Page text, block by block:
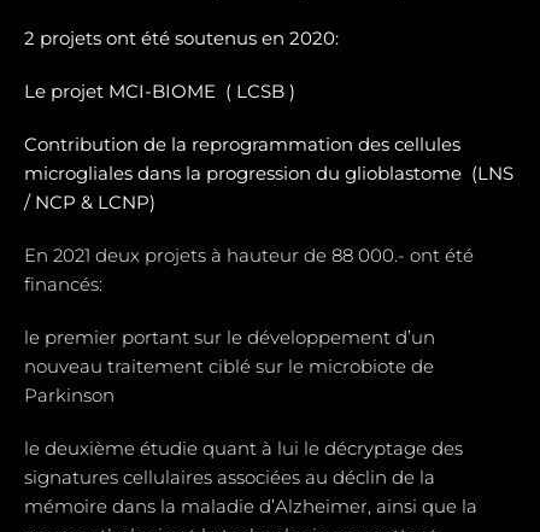
2 projets ont été soutenus en 2020:
Le projet MCI-BIOME ( LCSB )
Contribution de la reprogrammation des cellules
microgliales dans la progression du glioblastome (LNS
/ NCP & LCNP)
En 2021 deux projets à hauteur de 88 000.- ont été
financés:
le premier portant sur le développement d’un
nouveau traitement ciblé sur le microbiote de
Parkinson
le deuxième étudie quant à lui le décryptage des
signatures cellulaires associées au déclin de la
mémoire dans la maladie d’Alzheimer, ainsi que la